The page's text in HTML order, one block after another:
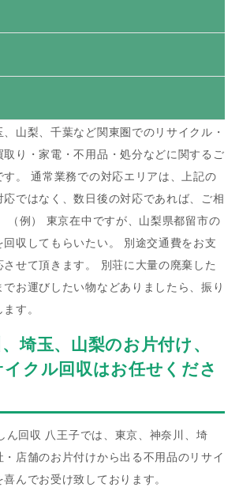
山梨、千葉など関東圏でのリサイクル・
り・家電・不用品・処分などに関するご
。 通常業務での対応エリアは、上記の
ではなく、数日後の対応であれば、ご相
（例） 東京在中ですが、山梨県都留市の
収してもらいたい。 別途交通費をお支
せて頂きます。 別荘に大量の廃棄した
お運びしたい物などありましたら、振り
す。
埼玉、山梨のお片付け、
クル回収はお任せくださ
ん回収 八王子では、東京、神奈川、埼
店舗のお片付けから出る不用品のリサイ
んでお受け致しております。